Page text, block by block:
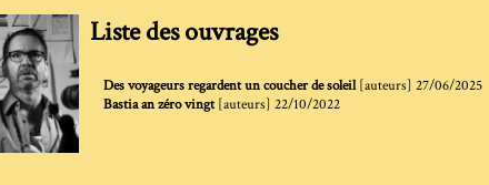
Liste des ouvrages
Des voyageurs regardent un coucher de soleil[auteurs] 27/06/2025
Bastia an zéro vingt[auteurs] 22/10/2022